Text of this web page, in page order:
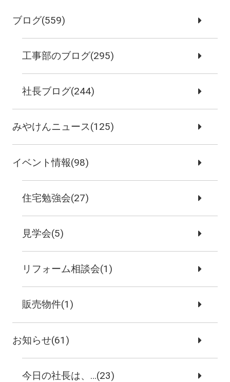
ブログ(559)
工事部のブログ(295)
社長ブログ(244)
みやけんニュース(125)
イベント情報(98)
住宅勉強会(27)
見学会(5)
リフォーム相談会(1)
販売物件(1)
お知らせ(61)
今日の社長は、…(23)